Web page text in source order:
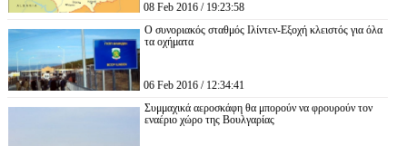
08 Feb 2016 / 19:23:58
Ο συνοριακός σταθμός Ιλίντεν-Εξοχή κλειστός για όλα
τα οχήματα
06 Feb 2016 / 12:34:41
Συμμαχικά αεροσκάφη θα μπορούν να φρουρούν τον
εναέριο χώρο της Βουλγαρίας